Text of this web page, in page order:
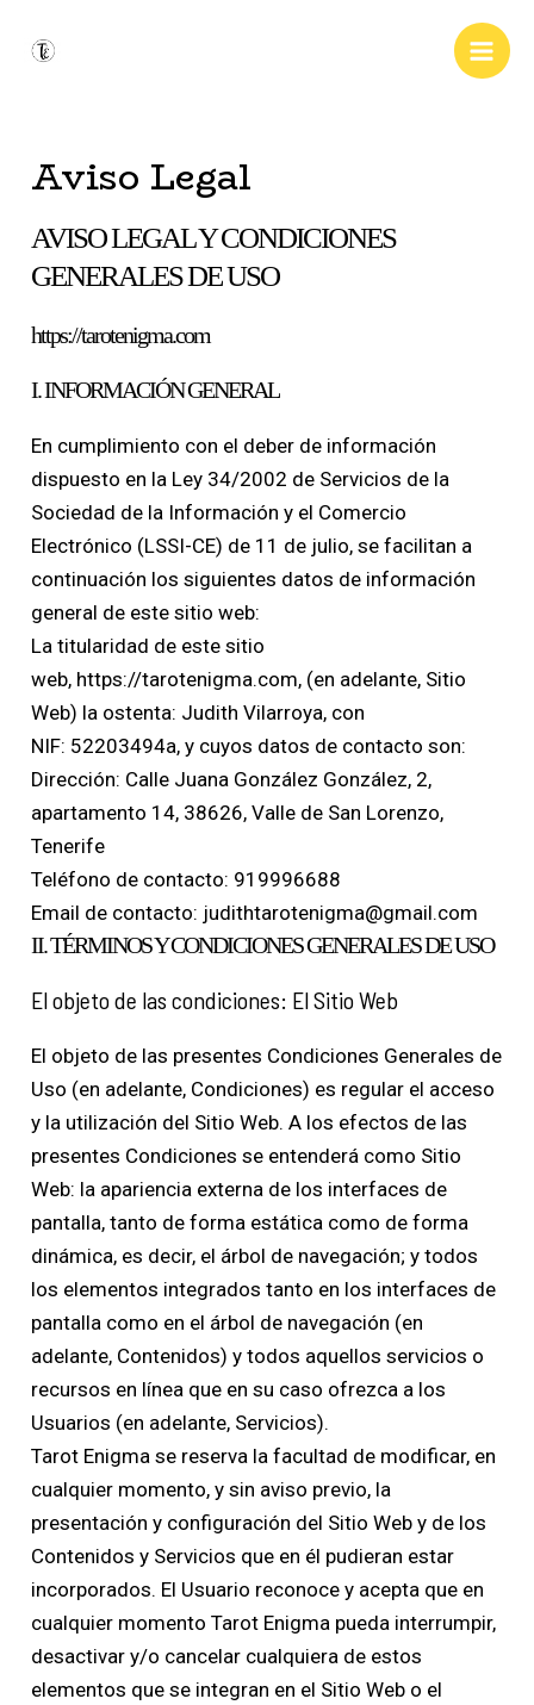
Main
Aviso Legal
AVISO LEGAL Y CONDICIONES
GENERALES DE USO
https://tarotenigma.com
I. INFORMACIÓN GENERAL
En cumplimiento con el deber de información
dispuesto en la Ley 34/2002 de Servicios de la
Sociedad de la Información y el Comercio
Electrónico (LSSI-CE) de 11 de julio, se facilitan a
continuación los siguientes datos de información
general de este sitio web:
La titularidad de este sitio
web, https://tarotenigma.com, (en adelante, Sitio
Web) la ostenta: Judith Vilarroya, con
NIF: 52203494a, y cuyos datos de contacto son:
Dirección: Calle Juana González González, 2,
apartamento 14, 38626, Valle de San Lorenzo,
Tenerife
Teléfono de contacto: 919996688
Email de contacto: judithtarotenigma@gmail.com
II. TÉRMINOS Y CONDICIONES GENERALES DE USO
El objeto de las condiciones: El Sitio Web
El objeto de las presentes Condiciones Generales de
Uso (en adelante, Condiciones) es regular el acceso
y la utilización del Sitio Web. A los efectos de las
presentes Condiciones se entenderá como Sitio
Web: la apariencia externa de los interfaces de
pantalla, tanto de forma estática como de forma
dinámica, es decir, el árbol de navegación; y todos
los elementos integrados tanto en los interfaces de
pantalla como en el árbol de navegación (en
adelante, Contenidos) y todos aquellos servicios o
recursos en línea que en su caso ofrezca a los
Usuarios (en adelante, Servicios).
Tarot Enigma se reserva la facultad de modificar, en
cualquier momento, y sin aviso previo, la
presentación y configuración del Sitio Web y de los
Contenidos y Servicios que en él pudieran estar
incorporados. El Usuario reconoce y acepta que en
cualquier momento Tarot Enigma pueda interrumpir,
desactivar y/o cancelar cualquiera de estos
elementos que se integran en el Sitio Web o el